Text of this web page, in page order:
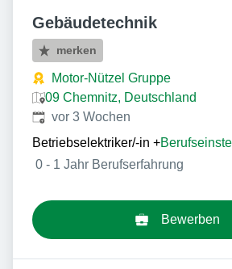
Gebäudetechnik
merken
Motor-Nützel Gruppe
09 Chemnitz, Deutschland
Veröffentlicht:
vor 3 Wochen
Betriebselektriker/-in +
0 - 1 Jahr Berufserfahrung
Bewerben